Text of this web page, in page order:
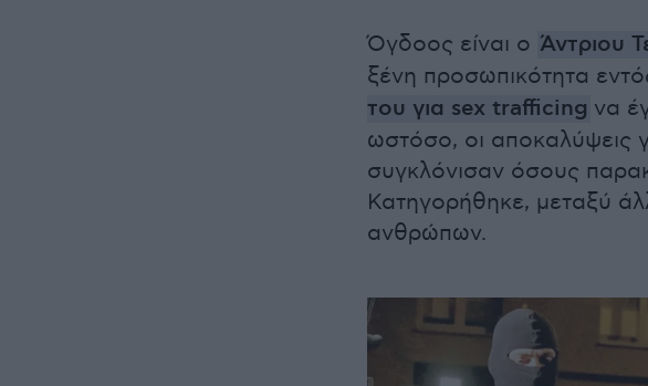
Όγδοος είναι ο Άντριου
ξένη προσωπικότητα
του για sex trafficing να
ωστόσο, οι αποκαλύψεις
συγκλόνισαν όσους
Κατηγορήθηκε, μεταξύ
ανθρώπων.